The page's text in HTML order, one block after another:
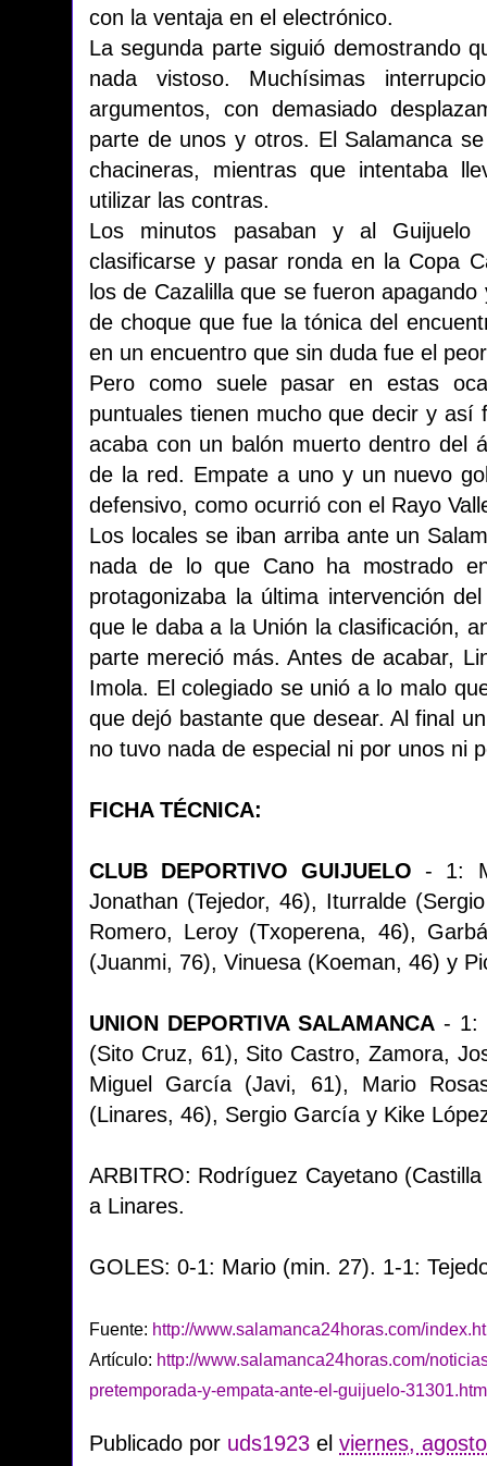
con la ventaja en el electrónico.
La segunda parte siguió demostrando
nada vistoso. Muchísimas
argumentos, con demasiado
parte de unos y otros. El Salamanca
chacineras, mientras que intentaba
utilizar las contras.
Los minutos pasaban y al
clasificarse y pasar ronda en la Copa
los de Cazalilla que se fueron
de choque que fue la tónica del
en un encuentro que sin duda fue el
Pero como suele pasar en estas
puntuales tienen mucho que decir y así
acaba con un balón muerto dentro del
de la red. Empate a uno y un nuevo
defensivo, como ocurrió con el Rayo
Los locales se iban arriba ante un
nada de lo que Cano ha mostrado
protagonizaba la última intervención
que le daba a la Unión la clasificación,
parte mereció más. Antes de acabar,
Imola. El colegiado se unió a lo malo
que dejó bastante que desear. Al final
no tuvo nada de especial ni por unos ni
FICHA TÉCNICA:
CLUB DEPORTIVO GUIJUELO - 1:
Jonathan (Tejedor, 46), Iturralde
Romero, Leroy (Txoperena, 46),
(Juanmi, 76), Vinuesa (Koeman, 46) y
UNION DEPORTIVA SALAMANCA - 1:
(Sito Cruz, 61), Sito Castro, Zamora,
Miguel García (Javi, 61), Mario
(Linares, 46), Sergio García y Kike
ARBITRO: Rodríguez Cayetano
a Linares.
GOLES: 0-1: Mario (min. 27). 1-1:
Fuente: http://www.salamanca24horas.com/
Artículo: http://www.salamanca24horas.com/
pretemporada-y-empata-ante-el-guijuelo-
Publicado por uds1923 el viernes,